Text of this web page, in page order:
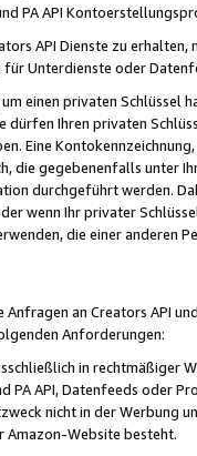
PA API
API Dienste zu
Unterdienste oder
einen privaten
dürfen Ihren privaten
Eine
die gegebenenfalls unter
durchgeführt werden.
wenn Ihr privater
die einer anderen
Anfragen an Creators API
Anforderungen:
in rechtmäßiger
PA API, Datenfeeds oder
nicht in der Werbung
Amazon-Website besteht.